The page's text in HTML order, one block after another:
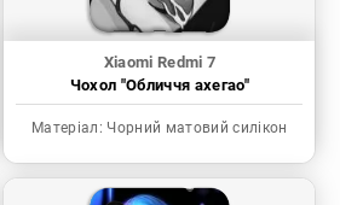
Xiaomi Redmi 7
Чохол "Обличчя ахегао"
Матеріал: Чорний матовий силікон